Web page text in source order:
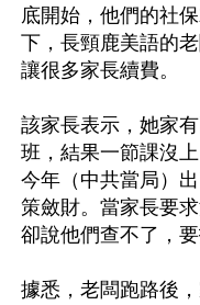
底開始，他們的社
下，長頸鹿美語的
讓很多家長續費。
該家長表示，她家
班，結果一節課沒
今年（中共當局）
策斂財。當家長要
卻說他們查不了，要
據悉，老闆跑路後